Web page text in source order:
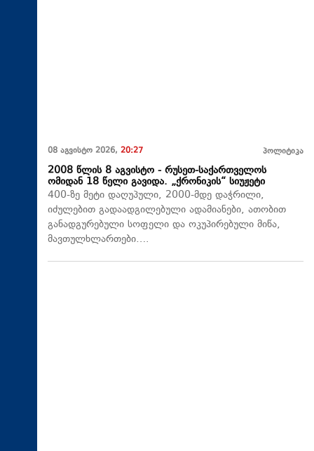
08 აგვისტო 2026, 20:27 პოლიტიკა
2008 წლის 8 აგვისტო - რუსეთ-საქართველოს
ომიდან 18 წელი გავიდა. „ქრონიკის“ სიუჟეტი
400-ზე მეტი დაღუპული, 2000-მდე დაჭრილი,
იძულებით გადაადგილებული ადამიანები, ათობით
განადგურებული სოფელი და ოკუპირებული მიწა,
მავთულხლართები….